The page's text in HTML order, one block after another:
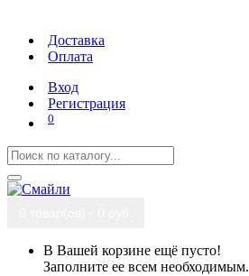
Доставка
Оплата
Вход
Регистрация
0
В Вашей корзине ещё пусто!
Заполните ее всем необходимым.